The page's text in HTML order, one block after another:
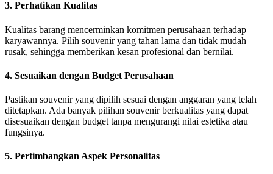
3. Perhatikan Kualitas
Kualitas barang mencerminkan komitmen perusahaan terhadap
karyawannya. Pilih souvenir yang tahan lama dan tidak mudah
rusak, sehingga memberikan kesan profesional dan bernilai.
4. Sesuaikan dengan Budget Perusahaan
Pastikan souvenir yang dipilih sesuai dengan anggaran yang telah
ditetapkan. Ada banyak pilihan souvenir berkualitas yang dapat
disesuaikan dengan budget tanpa mengurangi nilai estetika atau
fungsinya.
5. Pertimbangkan Aspek Personalitas